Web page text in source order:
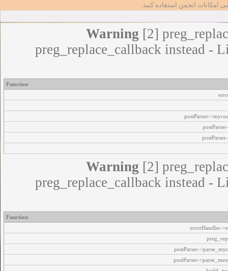
امکانات انجمن استفاده کنید.
Warning [2]
preg_replace_callback instead -
Function
postParser-
Warning [2]
preg_replace_callback instead -
Function
errorHandler-
postParser-
postParser-